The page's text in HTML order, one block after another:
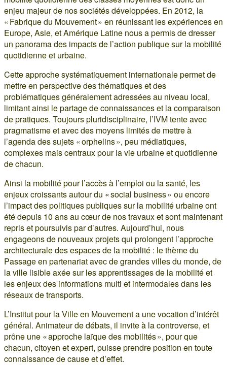
enjeu majeur de nos sociétés développées. En 2012, la
« Fabrique du Mouvement » en réunissant les expériences en
Europe, Asie, et Amérique Latine nous a permis de dresser
un panorama des impacts de l’action publique sur la mobilité
quotidienne et urbaine.
Cette approche systématiquement internationale permet de
mettre en perspective des thématiques et des
problématiques généralement adressées au niveau local,
limitant ainsi le partage de connaissances et la comparaison
de pratiques. Toujours pluridisciplinaire, l’IVM tente avec
pragmatisme et avec des moyens limités de mettre à
l’agenda des sujets « orphelins », peu médiatiques,
complexes mais centraux pour la vie urbaine et quotidienne
de chacun.
Ainsi la mobilité pour l’accès à l’emploi ou la santé, les
enjeux croissants autour du « social business » ou encore
l’impact des politiques publiques sur la mobilité urbaine ont
été depuis 10 ans au cœur de nos travaux et sont maintenant
repris et poursuivis par d’autres. Aujourd’hui, nous
engageons de nouveaux projets qui prolongent l’approche
architecturale des espaces de la mobilité : le thème du
Passage en partenariat avec de grandes villes du monde, de
la ville lisible axée sur les apprentissages de la mobilité et
les enjeux des informations multi et intermodales dans les
réseaux de transports.
L’Institut pour la Ville en Mouvement a une vocation d’intérêt
général. Animateur de débats, il invite à la controverse, et
prône une « approche laïque des mobilités », pour que
chacun, citoyen et expert, puisse prendre position en toute
connaissance de cause et d’effet.